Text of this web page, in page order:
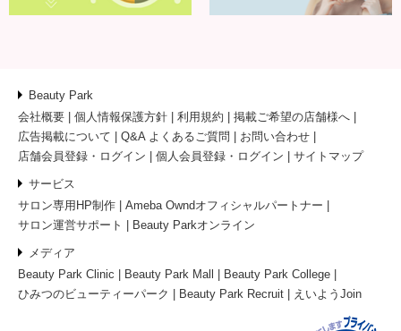
Beauty Park
会社概要
個人情報保護方針 利用規約
掲載ご希望の店舗様へ
広告掲載について
Q&A よくあるご質問
お問い合わせ
店舗会員登録・ログイン
個人会員登録・ログイン サイトマップ
サービス
サロン専用HP制作
Ameba Owndオフィシャルパートナー
サロン運営サポート
Beauty Parkオンライン
メディア
Beauty Park Clinic
Beauty Park Mall
Beauty Park College
ひみつのビューティーパーク
Beauty Park Recruit えいようJoin